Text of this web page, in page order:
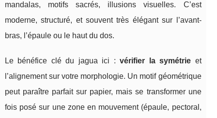
mandalas, motifs sacrés, illusions visuelles. C’est
moderne, structuré, et souvent très élégant sur l’avant-
bras, l’épaule ou le haut du dos.
Le bénéfice clé du jagua ici :vérifier la symétrie et
l’alignement sur votre morphologie. Un motif géométrique
peut paraître parfait sur papier, mais se transformer une
fois posé sur une zone en mouvement (épaule, pectoral,